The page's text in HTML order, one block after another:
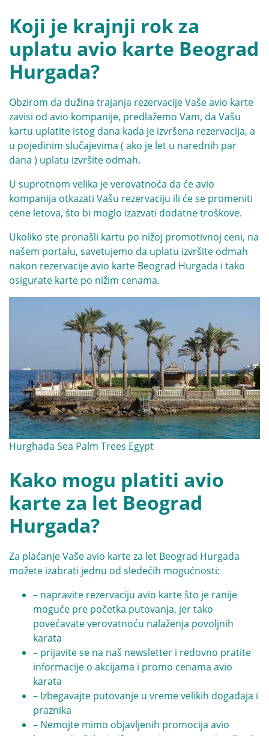
Koji je krajnji rok za
uplatu avio karte Beograd
Hurgada?
Obzirom da dužina trajanja rezervacije Vaše avio karte
zavisi od avio kompanije, predlažemo Vam, da Vašu
kartu uplatite istog dana kada je izvršena rezervacija, a
u pojedinim slučajevima ( ako je let u narednih par
dana ) uplatu izvršite odmah.
U suprotnom velika je verovatnoća da će avio
kompanija otkazati Vašu rezervaciju ili će se promeniti
cene letova, što bi moglo izazvati dodatne troškove.
Ukoliko ste pronašli kartu po nižoj promotivnoj ceni, na
našem portalu, savetujemo da uplatu izvršite odmah
nakon rezervacije avio karte Beograd Hurgada i tako
osigurate karte po nižim cenama.
Hurghada Sea Palm Trees Egypt
Kako mogu platiti avio
karte za let Beograd
Hurgada?
Za plaćanje Vaše avio karte za let Beograd Hurgada
možete izabrati jednu od sledećih mogućnosti:
– napravite rezervaciju avio karte što je ranije
moguće pre početka putovanja, jer tako
povećavate verovatnoću nalaženja povoljnih
karata
– prijavite se na naš newsletter i redovno pratite
informacije o akcijama i promo cenama avio
karata
– Izbegavajte putovanje u vreme velikih događaja i
praznika
– Nemojte mimo objavljenih promocija avio